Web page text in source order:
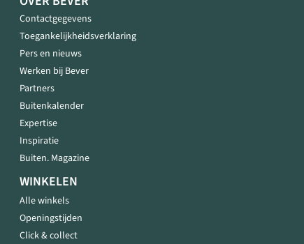
Contactgegevens
Toegankelijkheidsverklaring
Pers en nieuws
Werken bij Bever
Partners
Buitenkalender
Expertise
Inspiratie
Buiten. Magazine
WINKELEN
Alle winkels
Openingstijden
Click & collect